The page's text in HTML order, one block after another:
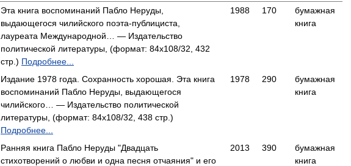
Эта книга воспоминаний Пабло Неруды,
выдающегося чилийского поэта-публициста,
лауреата Международной… — Издательство
политической литературы, (формат: 84x108/32, 432
стр.) Подробнее...
1988 170
бумажная
книга
Издание 1978 года. Сохранность хорошая. Эта книга
воспоминаний Пабло Неруды, выдающегося
чилийского… — Издательство политической
литературы, (формат: 84x108/32, 438 стр.)
Подробнее...
1978 290
бумажная
книга
Ранняя книга Пабло Неруды "Двадцать
стихотворений о любви и одна песня отчаяния" и его
2013 390
бумажная
книга